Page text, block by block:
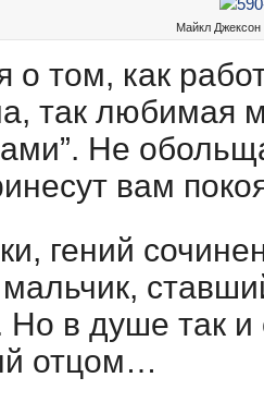
Майкл Джексон
о том, как
так любимая
Не
вам
гений
в душе так
отцом…